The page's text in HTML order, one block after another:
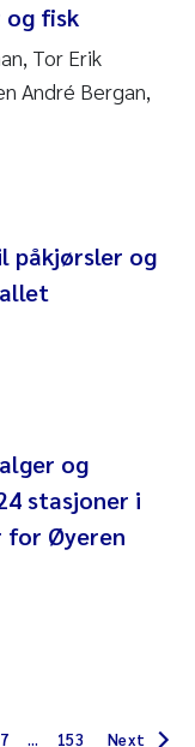
og fisk
Tor Erik
André Bergan,
påkjørsler og
og
stasjoner i
for Øyeren
7 ... 153 Next